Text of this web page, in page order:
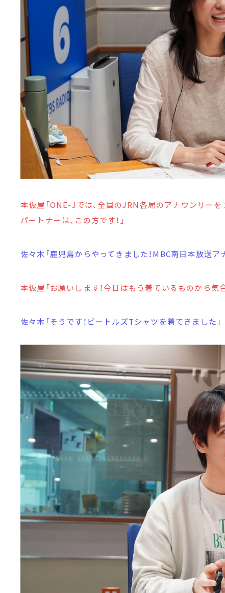
本仮屋「ONE-Jでは、全国のJRN各局のアナウンサー
パートナーは、この方です！」
佐々木「鹿児島からやってきました！MBC南日本放送ア
本仮屋「お願いします！今日はもう着ているものから気
佐々木「そうです！ビートルズTシャツを着てきました」